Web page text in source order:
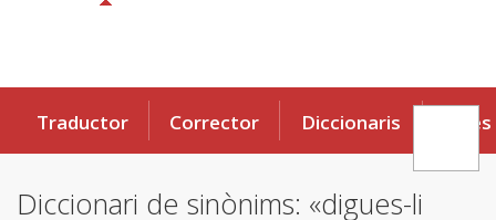
Traductor Corrector Diccionaris Eines
Diccionari de sinònims: «digues-li